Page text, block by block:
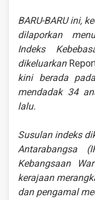
BARU-BARU ini,
dilaporkan
Indeks
dikeluarkan
kini berada
mendadak 34
lalu.
Susulan indeks
Antarabangsa
Kebangsaan
kerajaan
dan pengamal